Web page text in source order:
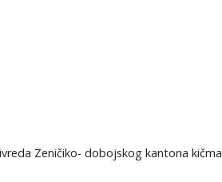
Zeničiko- dobojskog kantona